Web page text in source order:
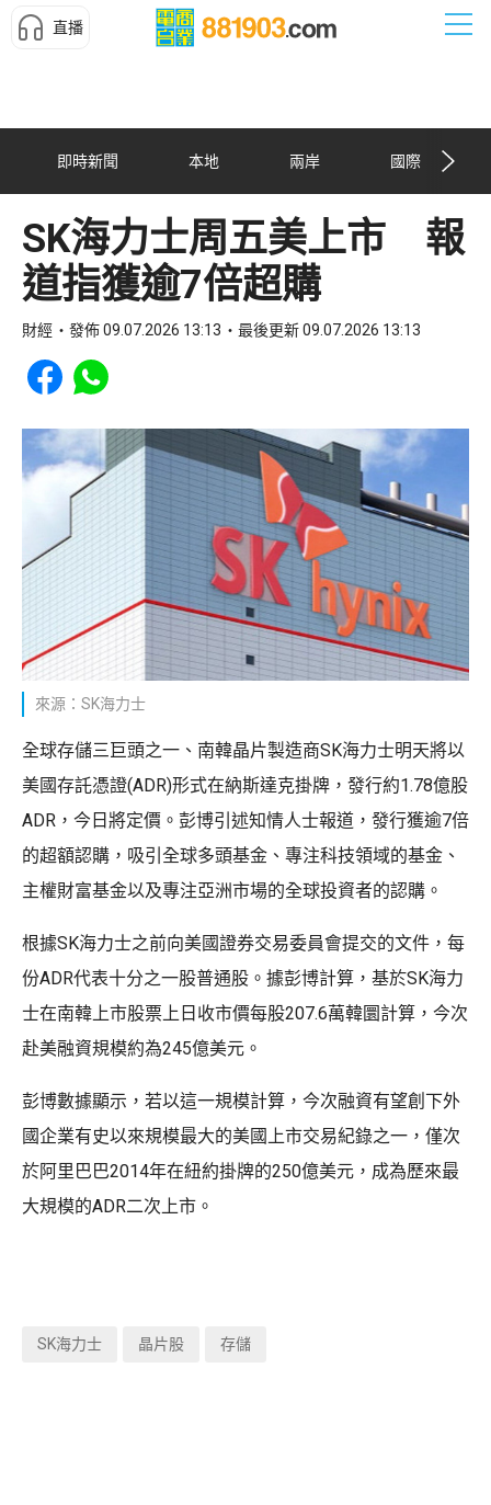
直播
即時新聞 本地 兩岸 國際
SK海力士周五美上市 報
道指獲逾7倍超購
財經 發佈 09.07.2026 13:13 最後更新 09.07.2026 13:13
Share to Facebook
Share to WhatsApp
來源：SK海力士
全球存儲三巨頭之一、南韓晶片製造商SK海力士明天將以
美國存託憑證(ADR)形式在納斯達克掛牌，發行約1.78億股
ADR，今日將定價。彭博引述知情人士報道，發行獲逾7倍
的超額認購，吸引全球多頭基金、專注科技領域的基金、
主權財富基金以及專注亞洲市場的全球投資者的認購。
根據SK海力士之前向美國證券交易委員會提交的文件，每
份ADR代表十分之一股普通股。據彭博計算，基於SK海力
士在南韓上市股票上日收市價每股207.6萬韓圜計算，今次
赴美融資規模約為245億美元。
彭博數據顯示，若以這一規模計算，今次融資有望創下外
國企業有史以來規模最大的美國上市交易紀錄之一，僅次
於阿里巴巴2014年在紐約掛牌的250億美元，成為歷來最
大規模的ADR二次上市。
SK海力士 晶片股 存儲